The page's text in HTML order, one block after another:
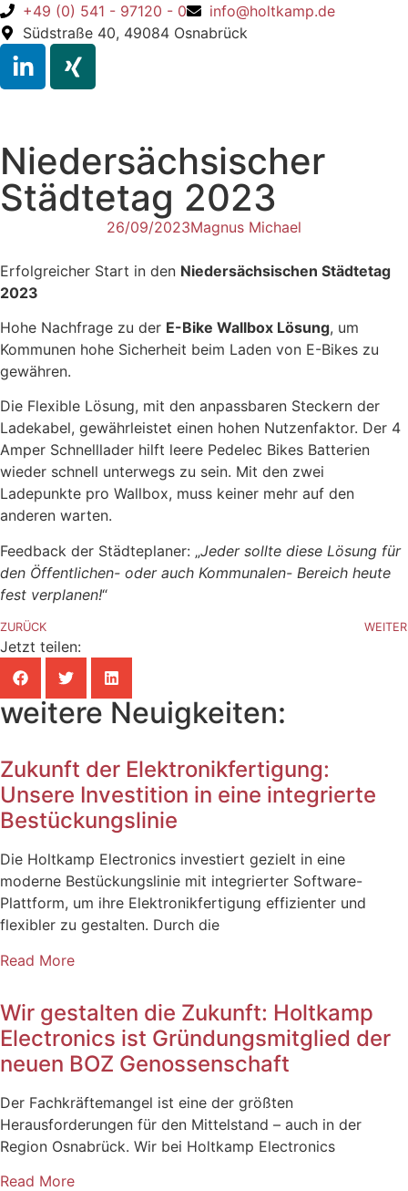
+49 (0) 541 - 97120 - 0
info@holtkamp.de
Südstraße 40, 49084 Osnabrück
Niedersächsischer
Städtetag 2023
26/09/2023Magnus Michael
Erfolgreicher Start in den Niedersächsischen Städtetag
2023
Hohe Nachfrage zu der E-Bike Wallbox Lösung, um
Kommunen hohe Sicherheit beim Laden von E-Bikes zu
gewähren.
Die Flexible Lösung, mit den anpassbaren Steckern der
Ladekabel, gewährleistet einen hohen Nutzenfaktor. Der 4
Amper Schnelllader hilft leere Pedelec Bikes Batterien
wieder schnell unterwegs zu sein. Mit den zwei
Ladepunkte pro Wallbox, muss keiner mehr auf den
anderen warten.
Feedback der Städteplaner: „Jeder sollte diese Lösung für
den Öffentlichen- oder auch Kommunalen- Bereich heute
fest verplanen!“
ZURÜCK WEITER
Jetzt teilen:
weitere Neuigkeiten:
Zukunft der Elektronikfertigung:
Unsere Investition in eine integrierte
Bestückungslinie
Die Holtkamp Electronics investiert gezielt in eine
moderne Bestückungslinie mit integrierter Software-
Plattform, um ihre Elektronikfertigung effizienter und
flexibler zu gestalten. Durch die
Read More
Wir gestalten die Zukunft: Holtkamp
Electronics ist Gründungsmitglied der
neuen BOZ Genossenschaft
Der Fachkräftemangel ist eine der größten
Herausforderungen für den Mittelstand – auch in der
Region Osnabrück. Wir bei Holtkamp Electronics
Read More